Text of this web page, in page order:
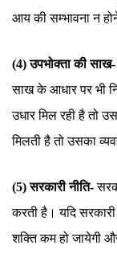
आय की सम्भावना न
(4) उपभोक्ता की
साख के आधार पर भी
उधार मिल रही है तो
मिलती है तो उसका
(5) सरकारी नीति-
करती है। यदि
शक्ति कम हो जायेगी